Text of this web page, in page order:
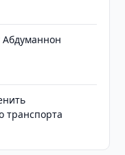
Абдуманнон
транспорта